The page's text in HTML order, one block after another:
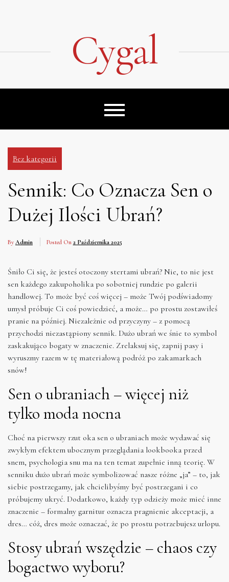
Cygal
Bez kategorii
Sennik: Co Oznacza Sen o
Dużej Ilości Ubrań?
By Admin Posted On 2 Października 2025
Śniło Ci się, że jesteś otoczony stertami ubrań? Nie, to nie jest
sen każdego zakupoholika po sobotniej rundzie po galerii
handlowej. To może być coś więcej – może Twój podświadomy
umysł próbuje Ci coś powiedzieć, a może… po prostu zostawiłeś
pranie na później. Niezależnie od przyczyny – z pomocą
przychodzi niezastąpiony sennik. Dużo ubrań we śnie to symbol
zaskakująco bogaty w znaczenie. Zrelaksuj się, zapnij pasy i
wyruszmy razem w tę materiałową podróż po zakamarkach
snów!
Sen o ubraniach – więcej niż
tylko moda nocna
Choć na pierwszy rzut oka sen o ubraniach może wydawać się
zwykłym efektem ubocznym przeglądania lookbooka przed
snem, psychologia snu ma na ten temat zupełnie inną teorię. W
senniku dużo ubrań może symbolizować nasze różne „ja” – to, jak
siebie postrzegamy, jak chcielibyśmy być postrzegani i co
próbujemy ukryć. Dodatkowo, każdy typ odzieży może mieć inne
znaczenie – formalny garnitur oznacza pragnienie akceptacji, a
dres… cóż, dres może oznaczać, że po prostu potrzebujesz urlopu.
Stosy ubrań wszędzie – chaos czy
bogactwo wyboru?